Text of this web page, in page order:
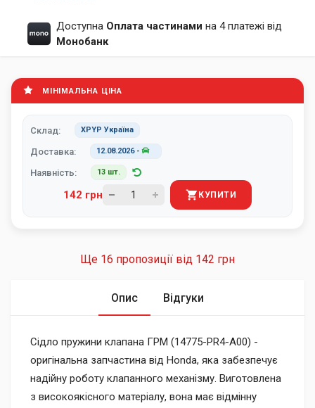
Доступна Оплата частинами на 4 платежі від
Монобанк
МІНІМАЛЬНА ЦІНА
Склад: XPYP Україна
Доставка: 12.08.2026-
Наявність: 13 шт.
142 грн КУПИТИ
Ще 16 пропозиції від 142 грн
Опис Відгуки
Сідло пружини клапана ГРМ (14775-PR4-A00) -
оригінальна запчастина від Honda, яка забезпечує
надійну роботу клапанного механізму. Виготовлена
з високоякісного матеріалу, вона має відмінну